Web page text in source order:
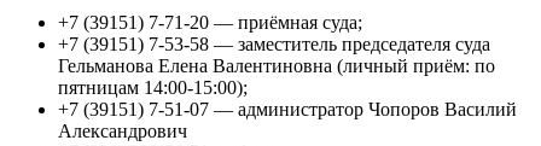
+7 (39151) 7-71-20 — приёмная суда;
+7 (39151) 7-53-58 — заместитель председателя суда
Гельманова Елена Валентиновна (личный приём: по
пятницам 14:00-15:00);
+7 (39151) 7-51-07 — администратор Чопоров Василий
Александрович